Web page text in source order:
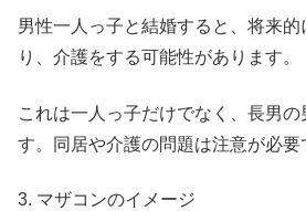
男性一人っ子と結婚すると、将来
り、介護をする可能性があります。
これは一人っ子だけでなく、長男の
す。同居や介護の問題は注意が必要
3. マザコンのイメージ